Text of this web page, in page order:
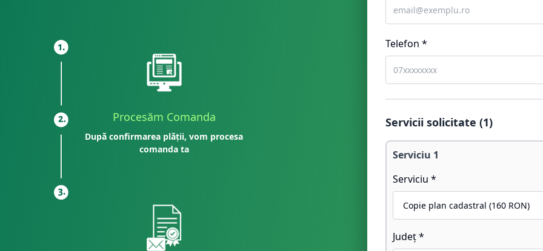
Procesăm Comanda
După confirmarea plății, vom procesa
comanda ta
Telefon *
Servicii solicitate (1)
Serviciu 1
Serviciu *
Județ *